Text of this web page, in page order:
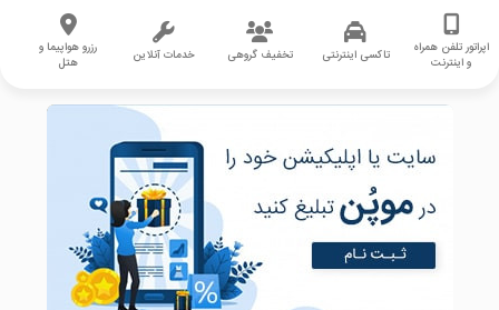
اپراتور تلفن همراه
و اینترنت
تاکسی اینترنتی تخفیف گروهی خدمات آنلاین
رزرو هواپیما و
هتل